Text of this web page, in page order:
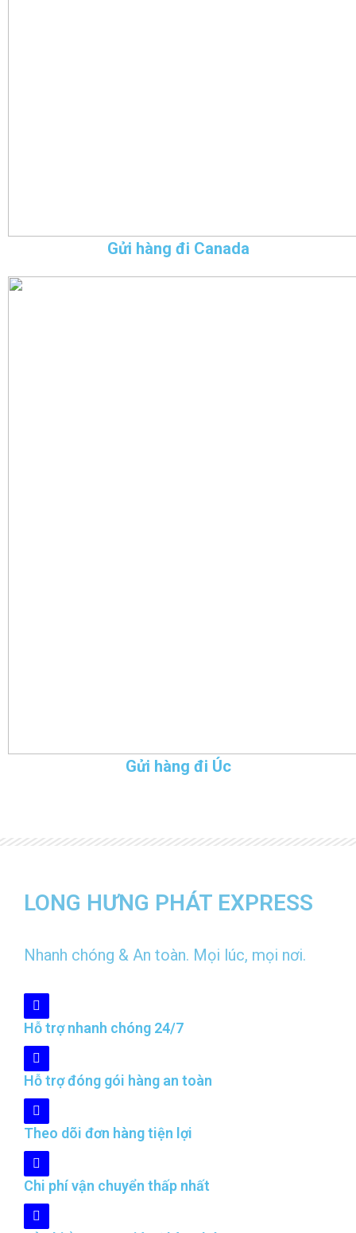
Gửi hàng đi Canada
Gửi hàng đi Úc
LONG HƯNG PHÁT EXPRESS
Nhanh chóng & An toàn. Mọi lúc, mọi nơi.
Hỗ trợ nhanh chóng 24/7
Hỗ trợ đóng gói hàng an toàn
Theo dõi đơn hàng tiện lợi
Chi phí vận chuyển thấp nhất